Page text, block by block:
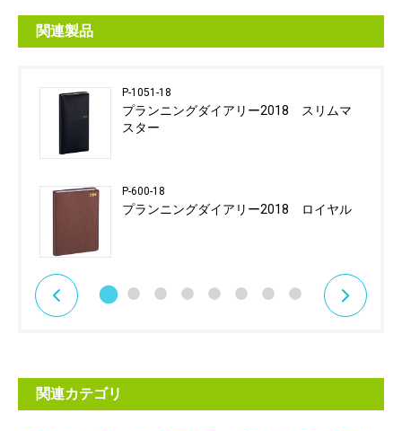
関連製品
P-1051-18
プランニングダイアリー2018 スリムマ
スター
P-600-18
プランニングダイアリー2018 ロイヤル
関連カテゴリ